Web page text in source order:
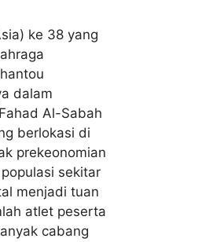
ke 38 yang
dalam
Al-Sabah
berlokasi di
prekeonomian
sekitar
menjadi tuan
atlet peserta
cabang